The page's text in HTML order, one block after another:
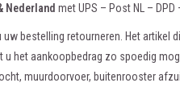
Nederland met UPS – Post NL –
uw bestelling retourneren. Het artikel
u het aankoopbedrag zo spoedig
muurdoorvoer, buitenrooster